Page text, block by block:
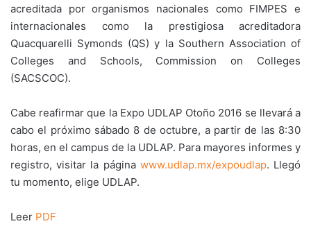
acreditada por organismos nacionales como FIMPES e
internacionales como la prestigiosa acreditadora
Quacquarelli Symonds (QS) y la Southern Association of
Colleges and Schools, Commission on Colleges
(SACSCOC).
Cabe reafirmar que la Expo UDLAP Otoño 2016 se llevará a
cabo el próximo sábado 8 de octubre, a partir de las 8:30
horas, en el campus de la UDLAP. Para mayores informes y
registro, visitar la página www.udlap.mx/expoudlap. Llegó
tu momento, elige UDLAP.
Leer PDF